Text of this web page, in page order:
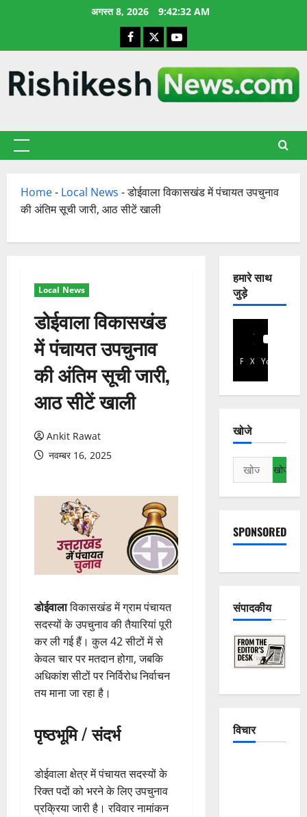
अगस्त 8, 2026 9:42:33 AM
Facebook
X YouTube
प्राथमिक
Home- Local News -डोईवाला विकासखंड में पंचायत उपचुनाव
की अंतिम सूची जारी, आठ सीटें खाली
Local News
डोईवाला विकासखंड
में पंचायत उपचुनाव
की अंतिम सूची जारी,
आठ सीटें खाली
Ankit Rawat
नवम्बर 16, 2025
डोईवालाविकासखंड में ग्राम पंचायत
सदस्यों के उपचुनाव की तैयारियां पूरी
कर ली गई हैं। कुल 42 सीटों में से
केवल चार पर मतदान होगा, जबकि
अधिकांश सीटों पर निर्विरोध निर्वाचन
तय माना जा रहा है।
पृष्ठभूमि / संदर्भ
डोईवाला क्षेत्र में पंचायत सदस्यों के
रिक्त पदों को भरने के लिए उपचुनाव
प्रक्रिया जारी है। रविवार नामांकन
हमारे साथ
जुड़े
Facebook
X YouTube
खोजे
निम्न
को
खोजें:
SPONSORED
संपादकीय
विचार